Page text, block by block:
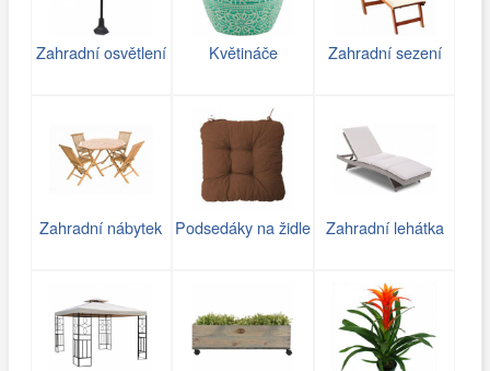
Zahradní osvětlení Květináče Zahradní sezení
Zahradní nábytek Podsedáky na židle Zahradní lehátka